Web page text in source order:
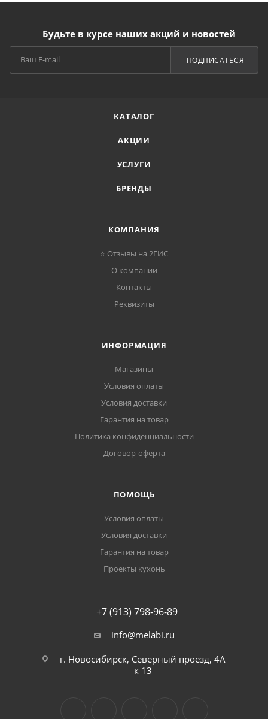
Будьте в курсе наших акций и новостей
ПОДПИСАТЬСЯ
КАТАЛОГ
АКЦИИ
УСЛУГИ
БРЕНДЫ
КОМПАНИЯ
⭐ Отзывы на 2ГИС
О компании
Контакты
Реквизиты
ИНФОРМАЦИЯ
Магазины
Условия оплаты
Условия доставки
Гарантия на товар
Политика конфиденциальности
Договор-оферта
ПОМОЩЬ
Условия оплаты
Условия доставки
Гарантия на товар
Проекты кухонь
+7 (913) 798-96-89
info@melabi.ru
г. Новосибирск, Северный проезд, 4А
к 13